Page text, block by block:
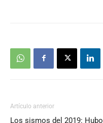
Artículo anterior
Los sismos del 2019: Hubo